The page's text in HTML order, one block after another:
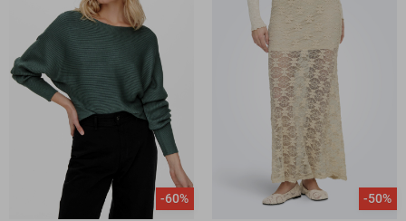
-60% -50%